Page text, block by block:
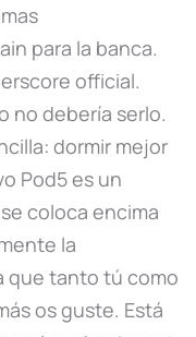
para la banca.
official.
no debería serlo.
dormir mejor
Pod5 es un
coloca encima
la
que tanto tú como
os guste. Está